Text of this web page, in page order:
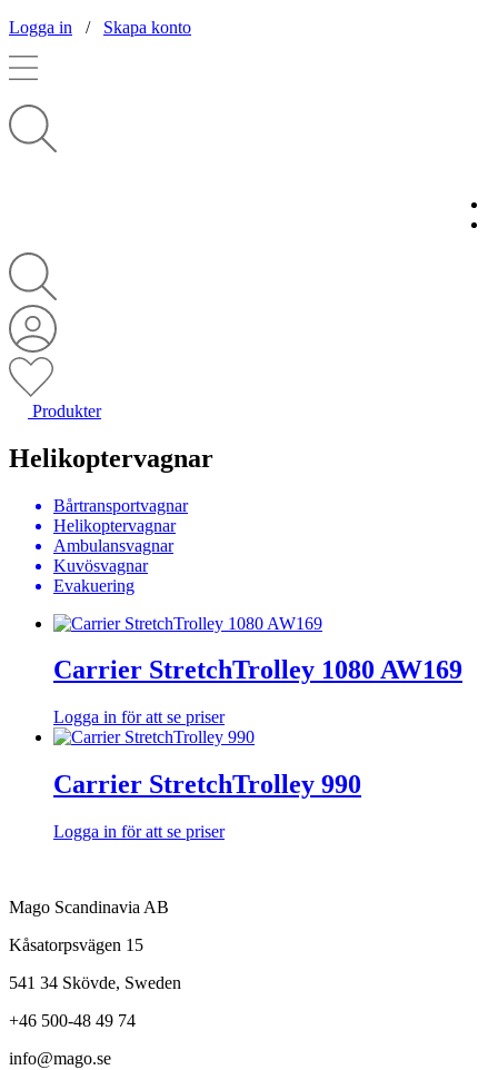
Logga in / Skapa konto
Produkter
Helikoptervagnar
Bårtransportvagnar
Helikoptervagnar
Ambulansvagnar
Kuvösvagnar
Evakuering
Carrier StretchTrolley 1080 AW169
Logga in för att se priser
Carrier StretchTrolley 990
Logga in för att se priser
Mago Scandinavia AB
Kåsatorpsvägen 15
541 34 Skövde, Sweden
+46 500-48 49 74
info@mago.se